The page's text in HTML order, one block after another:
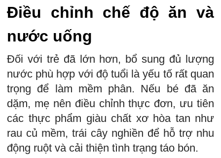
Điều chỉnh chế độ ăn và
nước uống
Đối với trẻ đã lớn hơn, bổ sung đủ lượng
nước phù hợp với độ tuổi là yếu tố rất quan
trọng để làm mềm phân. Nếu bé đã ăn
dặm, mẹ nên điều chỉnh thực đơn, ưu tiên
các thực phẩm giàu chất xơ hòa tan như
rau củ mềm, trái cây nghiền để hỗ trợ nhu
động ruột và cải thiện tình trạng táo bón.